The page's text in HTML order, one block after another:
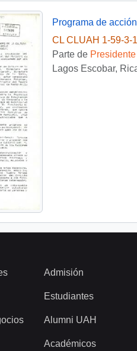
CL CLUAH 1-59-3-1
Parte de
Lagos Escobar,
Admisión
Estudiantes
Alumni UAH
Académicos